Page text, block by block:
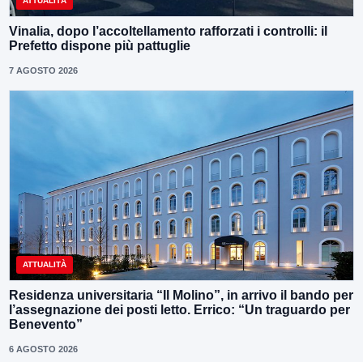
Vinalia, dopo l’accoltellamento rafforzati i controlli: il
Prefetto dispone più pattuglie
7 AGOSTO 2026
ATTUALITÀ
Residenza universitaria “Il Molino”, in arrivo il bando per
l’assegnazione dei posti letto. Errico: “Un traguardo per
Benevento”
6 AGOSTO 2026